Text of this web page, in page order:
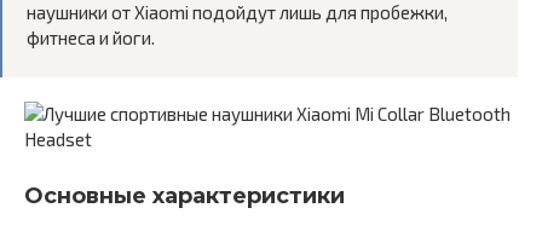
наушники от Xiaomi подойдут лишь для пробежки,
фитнеса и йоги.
Основные характеристики